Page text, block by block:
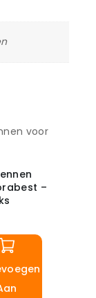
–